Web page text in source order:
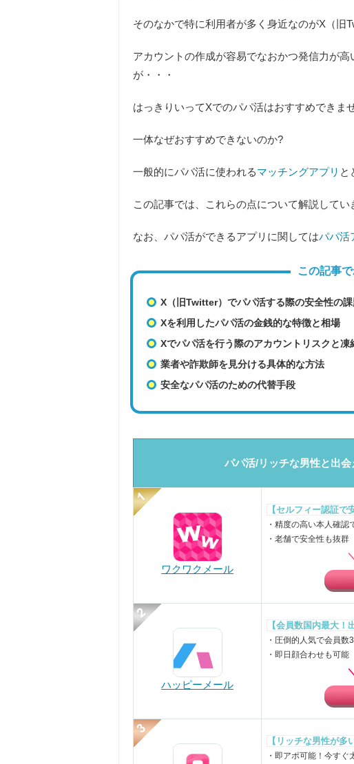
そのなかで特に利用者が多く身近なのがX（旧
アカウントの作成が容易でなおかつ発信力が
が・・・
はっきりいってXでのパパ活はおすすめできませ
一体なぜおすすめできないのか?
一般的にパパ活に使われるマッチングアプリ と
この記事では、これらの点について解説してい
なお、パパ活ができるアプリに関してはパパ活
この記事
X（旧Twitter）でパパ活する際の安全性の課
Xを利用したパパ活の金銭的な特徴と相場
Xでパパ活を行う際のアカウントリスクと凍
業者や詐欺師を見分ける具体的な方法
安全なパパ活のための代替手段
パパ活/リッチな男性と出
ワクワクメール
【セルフィー認証で
・精度の高い本人確認
・老舗で安全性も抜群
ハッピーメール
【会員数国内最大！
・圧倒的人気で会員数
・即日顔合わせも可能
【リッチな男性が多
・即アポ可能！今すぐ